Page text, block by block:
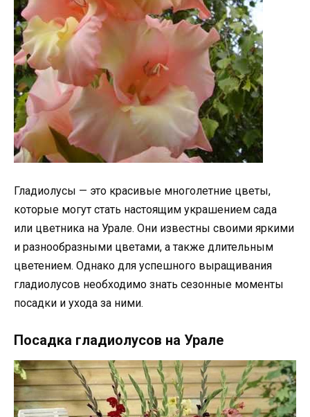
Гладиолусы — это красивые многолетние цветы,
которые могут стать настоящим украшением сада
или цветника на Урале. Они известны своими яркими
и разнообразными цветами, а также длительным
цветением. Однако для успешного выращивания
гладиолусов необходимо знать сезонные моменты
посадки и ухода за ними.
Посадка гладиолусов на Урале